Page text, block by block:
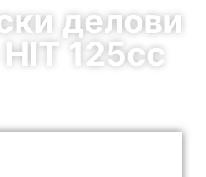
делови
HIT 125cc